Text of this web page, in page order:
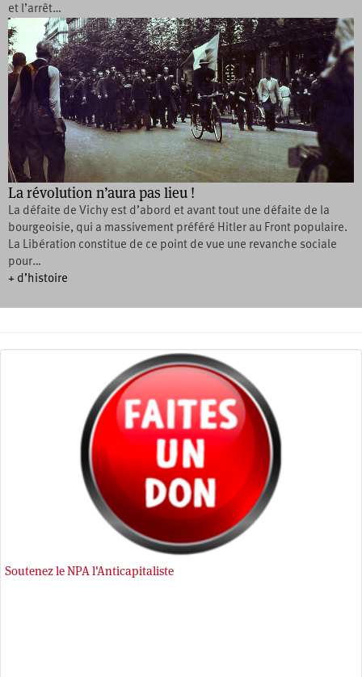
et l’arrêt…
La révolution n’aura pas lieu !
La défaite de Vichy est d’abord et avant tout une défaite de la
bourgeoisie, qui a massivement préféré Hitler au Front populaire.
La Libération constitue de ce point de vue une revanche sociale
pour…
+ d’histoire
Soutenez le NPA l'Anticapitaliste